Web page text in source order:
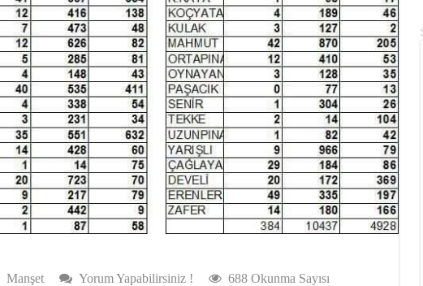
Manşet Yorum Yapabilirsiniz ! 688 Okunma Sayısı